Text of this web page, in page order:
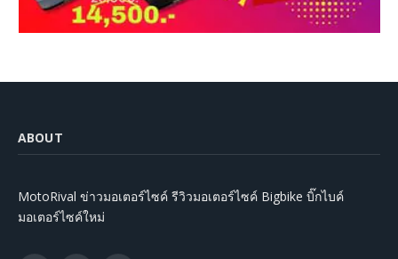
ABOUT
MotoRival ข่าวมอเตอร์ไซค์ รีวิวมอเตอร์ไซค์ Bigbike บิ๊กไบค์
มอเตอร์ไซค์ใหม่